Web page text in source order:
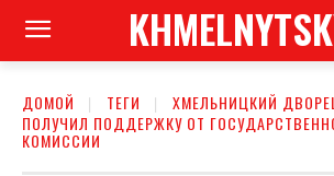
ДОМОЙ ТЕГИ
ХМЕЛЬНИЦКИЙ
ПОЛУЧИЛ ПОДДЕРЖКУ ОТ
КОМИССИИ